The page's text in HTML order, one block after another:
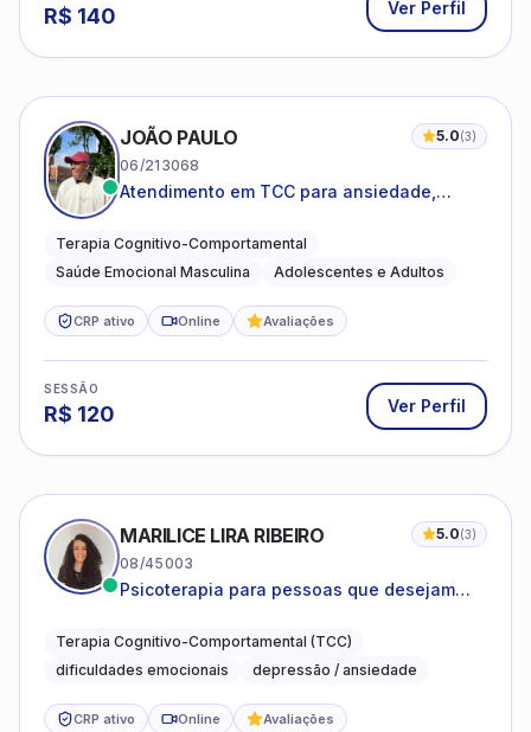
R$ 140 Ver Perfil
JOÃO PAULO 5.0(3)
06/213068
Atendimento em TCC para ansiedade,
emocional
Terapia Cognitivo-Comportamental
Saúde Emocional Masculina
Adolescentes e Adultos
CRP ativo Online Avaliações
SESSÃO
R$ 120 Ver Perfil
MARILICE LIRA RIBEIRO 5.0(3)
08/45003
Psicoterapia para pessoas que desejam
dificuldades do dia a dia
Terapia Cognitivo-Comportamental (TCC)
dificuldades emocionais
depressão / ansiedade
CRP ativo Online Avaliações